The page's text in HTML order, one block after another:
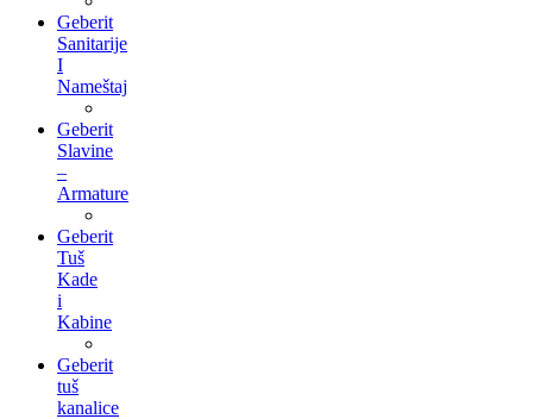
Geberit
Sanitarije
I
Nameštaj
Geberit
Slavine
–
Armature
Geberit
Tuš
Kade
i
Kabine
Geberit
tuš
kanalice